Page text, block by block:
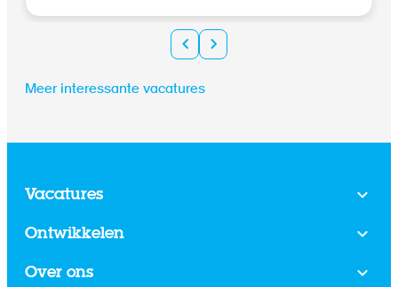
Meer interessante vacatures
Vacatures
Ontwikkelen
Over ons